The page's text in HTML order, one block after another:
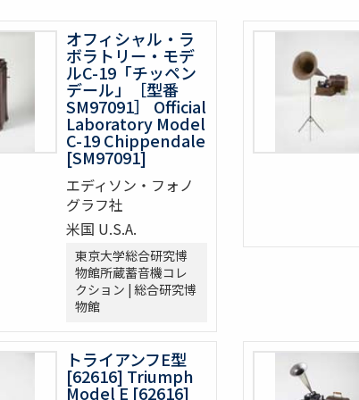
オフィシャル・ラ
ボラトリー・モデ
ルC-19「チッペン
デール」［型番
SM97091］ Official
Laboratory Model
C-19 Chippendale
[SM97091]
エディソン・フォノ
グラフ社
米国 U.S.A.
東京大学総合研究博
物館所蔵蓄音機コレ
クション | 総合研究博
物館
トライアンフE型
[62616] Triumph
Model E [62616]